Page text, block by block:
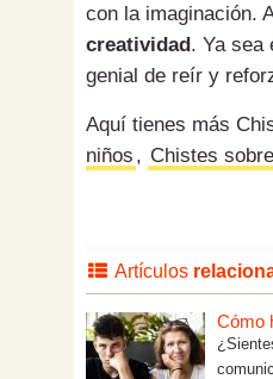
con la imaginación.
creatividad. Ya sea
genial de reír y
Aquí tienes más
niños , Chistes
Artículos
Cómo